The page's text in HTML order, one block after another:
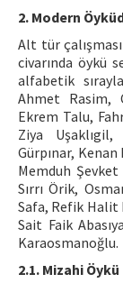
2. Modern
Alt tür
civarında öykü
alfabetik
Ahmet Rasim,
Ekrem Talu,
Ziya
Gürpınar,
Memduh
Sırrı Örik,
Safa, Refik Halit
Sait Faik
Karaosmanoğlu.
2.1. Mizahi Öykü